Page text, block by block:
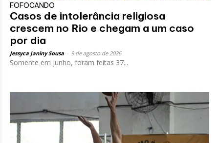
FOFOCANDO
Casos de intolerância religiosa
crescem no Rio e chegam a um caso
por dia
Jessyca Janiny Sousa 9 de agosto de 2026
Somente em junho, foram feitas 37...